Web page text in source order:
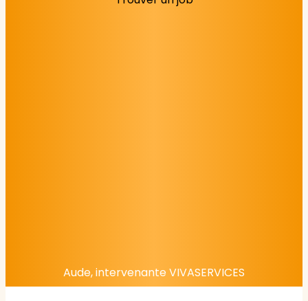
Aude, intervenante VIVASERVICES